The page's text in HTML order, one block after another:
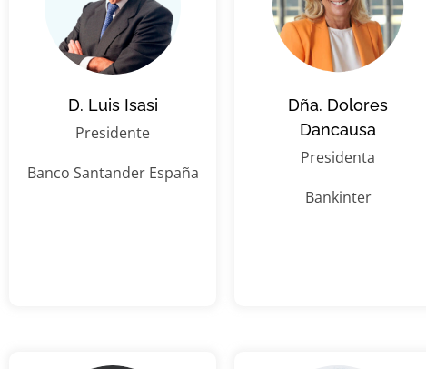
D. Luis Isasi
Presidente
Banco Santander España
Dña. Dolores
Dancausa
Presidenta
Bankinter